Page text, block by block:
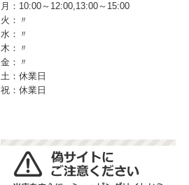
月：10:00～12:00,13:00～15:00
火：〃
水：〃
木：〃
金：〃
土：休業日
祝：休業日